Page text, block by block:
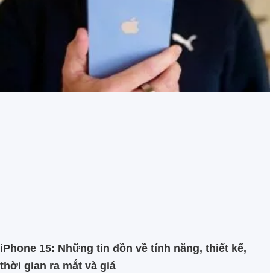
iPhone 15: Những tin đồn về tính năng, thiết kế,
thời gian ra mắt và giá